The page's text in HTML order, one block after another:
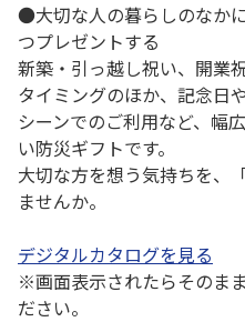
●大切な人の暮らしのなか
つプレゼントする
新築・引っ越し祝い、開業
タイミングのほか、記念日
シーンでのご利用など、幅
い防災ギフトです。
大切な方を想う気持ちを、
ませんか。
デジタルカタログを見る
※画面表示されたらそのま
ださい。